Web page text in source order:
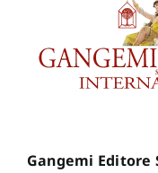
Gangemi Editore